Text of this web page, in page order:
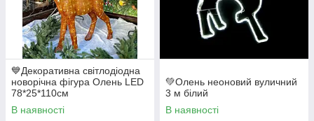
💙Декоративна світлодіодна
новорічна фігура Олень LED
78*25*110см
В наявності
💚Олень неоновий вуличний
3 м білий
В наявності